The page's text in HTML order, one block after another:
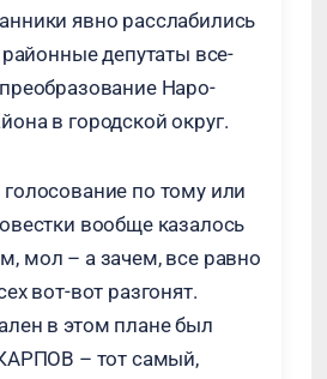
явно расслабились
районные депутаты все-
Наро-
в городской округ.
по тому или
вообще казалось
мол – а зачем, все равно
вот-вот разгонят.
в этом плане был
– тот самый,